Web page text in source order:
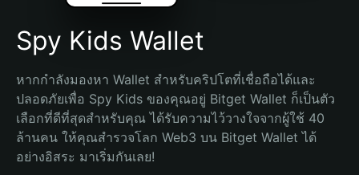
Spy Kids Wallet
หากกำลังมองหา Wallet สำหรับคริปโตที่เชื่อถือได้และ
ปลอดภัยเพื่อ Spy Kids ของคุณอยู่ Bitget Wallet ก็เป็นตัว
เลือกที่ดีที่สุดสำหรับคุณ ได้รับความไว้วางใจจากผู้ใช้ 40
ล้านคน ให้คุณสำรวจโลก Web3 บน Bitget Wallet ได้
อย่างอิสระ มาเริ่มกันเลย!